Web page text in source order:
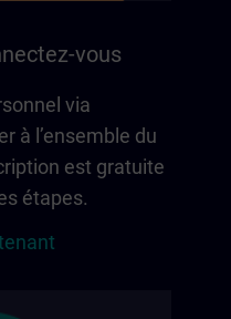
vous
via
à l’ensemble du
est gratuite
étapes.